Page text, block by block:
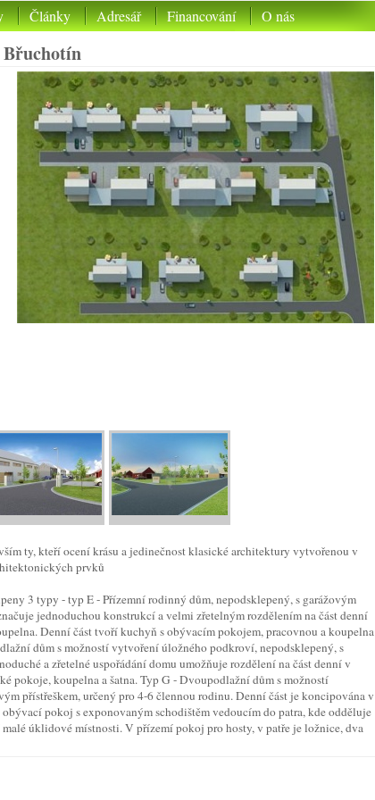
Články Adresář Financování O nás
Břuchotín
ty, kteří ocení krásu a jedinečnost klasické architektury vytvořenou v
prvků
3 typy - typ E - Přízemní rodinný dům, nepodsklepený, s garážovým
jednoduchou konstrukcí a velmi zřetelným rozdělením na část denní
Denní část tvoří kuchyň s obývacím pokojem, pracovnou a koupelna
dům s možností vytvoření úložného podkroví, nepodsklepený, s
a zřetelné uspořádání domu umožňuje rozdělení na část denní v
pokoje, koupelna a šatna. Typ G - Dvoupodlažní dům s možností
přístřeškem, určený pro 4-6 člennou rodinu. Denní část je koncipována v
pokoj s exponovaným schodištěm vedoucím do patra, kde odděluje
úklidové místnosti. V přízemí pokoj pro hosty, v patře je ložnice, dva